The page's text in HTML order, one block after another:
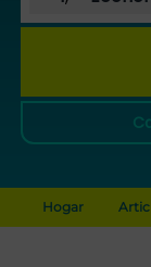
Hogar